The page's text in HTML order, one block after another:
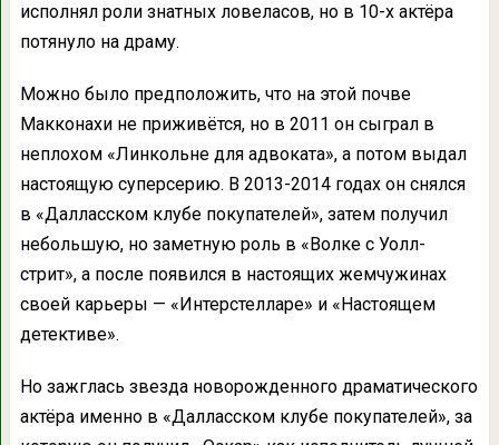
исполнял роли знатных ловеласов, но в 10-х актёра
потянуло на драму.
Можно было предположить, что на этой почве
Макконахи не приживётся, но в 2011 он сыграл в
неплохом «Линкольне для адвоката», а потом выдал
настоящую суперсерию. В 2013-2014 годах он снялся
в «Далласском клубе покупателей», затем получил
небольшую, но заметную роль в «Волке с Уолл-
стрит», а после появился в настоящих жемчужинах
своей карьеры — «Интерстелларе» и «Настоящем
детективе».
Но зажглась звезда новорожденного драматического
актёра именно в «Далласском клубе покупателей», за